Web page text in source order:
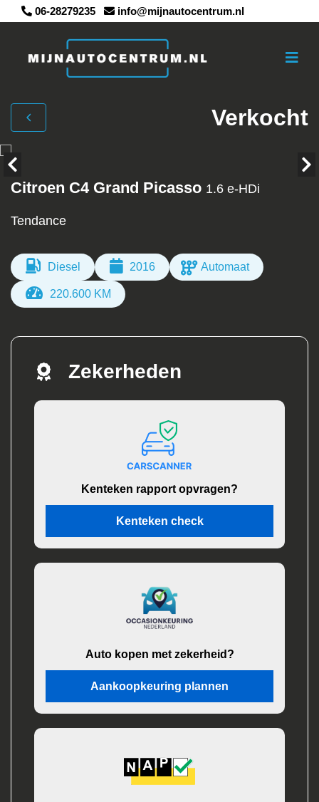
06-28279235 info@mijnautocentrum.nl
Verkocht
Citroen C4 Grand Picasso 1.6 e-HDi
Tendance
Diesel 2016 Automaat
220.600 KM
Zekerheden
Kenteken rapport opvragen?
Kenteken check
Auto kopen met zekerheid?
Aankoopkeuring plannen